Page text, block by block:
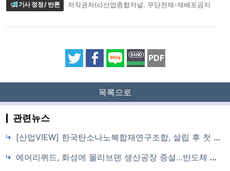
기사 정정 / 반론 저작권자(c)산업종합저널. 무단전재-재배포금지
PDF
목록으로
관련뉴스
[산업VIEW] 한국탄소나노복합재연구조합, 설립 후 첫 정기총회 개최
에어리퀴드, 화성에 몰리브덴 생산공장 증설…반도체 소재 국산화 기반 마련